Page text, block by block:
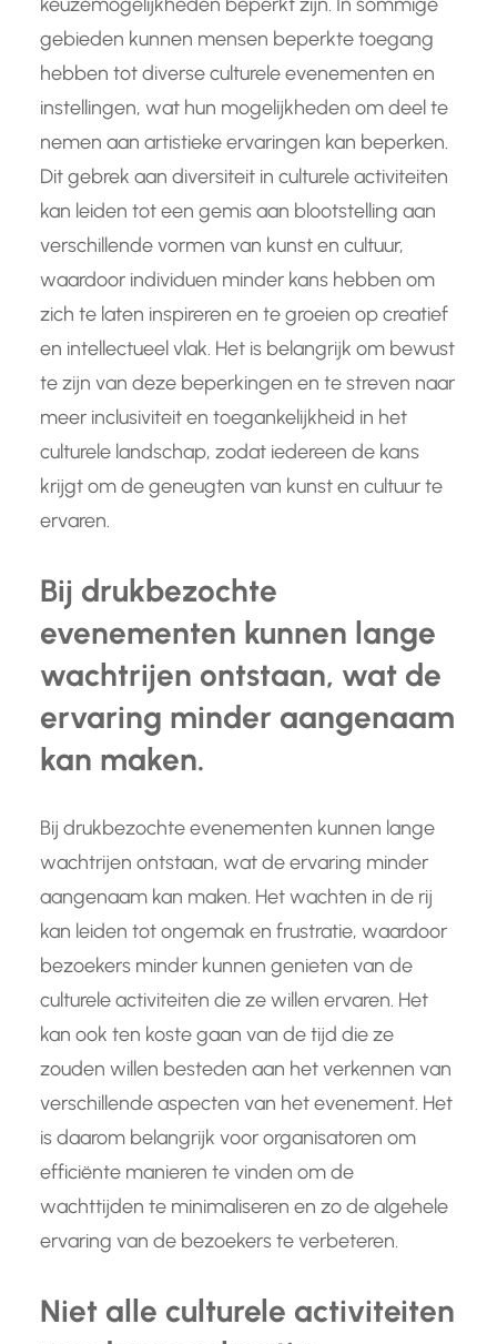
keuzemogelijkheden beperkt zijn. In sommige
gebieden kunnen mensen beperkte toegang
hebben tot diverse culturele evenementen en
instellingen, wat hun mogelijkheden om deel te
nemen aan artistieke ervaringen kan beperken.
Dit gebrek aan diversiteit in culturele activiteiten
kan leiden tot een gemis aan blootstelling aan
verschillende vormen van kunst en cultuur,
waardoor individuen minder kans hebben om
zich te laten inspireren en te groeien op creatief
en intellectueel vlak. Het is belangrijk om bewust
te zijn van deze beperkingen en te streven naar
meer inclusiviteit en toegankelijkheid in het
culturele landschap, zodat iedereen de kans
krijgt om de geneugten van kunst en cultuur te
ervaren.
Bij drukbezochte
evenementen kunnen lange
wachtrijen ontstaan, wat de
ervaring minder aangenaam
kan maken.
Bij drukbezochte evenementen kunnen lange
wachtrijen ontstaan, wat de ervaring minder
aangenaam kan maken. Het wachten in de rij
kan leiden tot ongemak en frustratie, waardoor
bezoekers minder kunnen genieten van de
culturele activiteiten die ze willen ervaren. Het
kan ook ten koste gaan van de tijd die ze
zouden willen besteden aan het verkennen van
verschillende aspecten van het evenement. Het
is daarom belangrijk voor organisatoren om
efficiënte manieren te vinden om de
wachttijden te minimaliseren en zo de algehele
ervaring van de bezoekers te verbeteren.
Niet alle culturele activiteiten